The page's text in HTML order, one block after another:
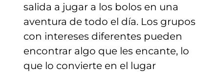
salida a jugar a los bolos en una
aventura de todo el día. Los grupos
con intereses diferentes pueden
encontrar algo que les encante, lo
que lo convierte en el lugar